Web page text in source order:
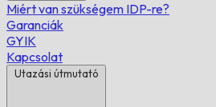
Miért van szükségem IDP-re?
Garanciák
GYIK
Kapcsolat
Utazási útmutató